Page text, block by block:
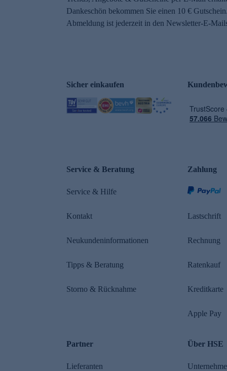
Dankeschön bekommen Sie einen 10 €
Abmeldung ist jederzeit in den Newsletter-E-
Sicher einkaufen
Service & Beratung
Service & Hilfe
Kontakt
Neukundeninformationen
Tipps & Beratung
Storno & Rücknahme
Zahlung
Lastschrift
Rechnung
Ratenkauf
Kreditkarte
Apple Pay
Partner
Lieferanten
Über HSE